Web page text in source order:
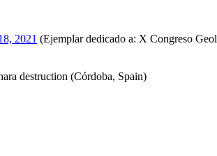
2021 (Ejemplar dedicado a: X Congreso
destruction (Córdoba, Spain)